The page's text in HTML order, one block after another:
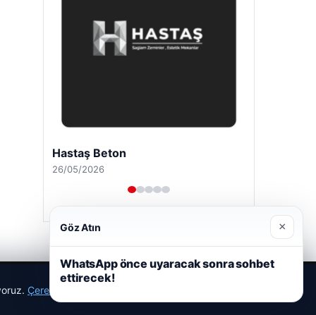
Hastaş Beton
26/05/2026
Çerez Politikamız
Göz Atın ×
WhatsApp önce uyaracak sonra sohbet
ettirecek!